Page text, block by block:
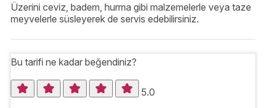
Üzerini ceviz, badem, hurma gibi malzemelerle veya taze
meyvelerle süsleyerek de servis edebilirsiniz.
Bu tarifi ne kadar beğendiniz?
5.0